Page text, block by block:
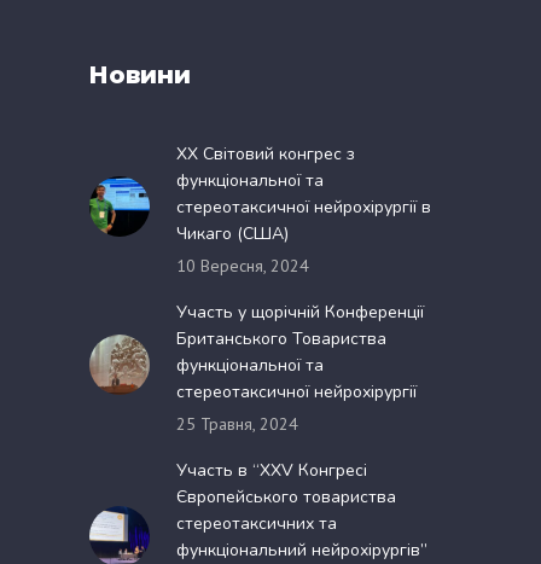
Новини
XX Світовий конгрес з
функціональної та
стереотаксичної нейрохірургії в
Чикаго (США)
10 Вересня, 2024
Участь у щорічній Конференції
Британського Товариства
функціональної та
стереотаксичної нейрохірургії
25 Травня, 2024
Участь в “XXV Конгресі
Європейського товариства
стереотаксичних та
функціональний нейрохірургів”